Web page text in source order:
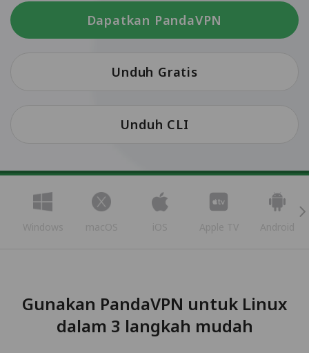
Dapatkan PandaVPN
Unduh Gratis
Unduh CLI
Windows macOS iOS Apple TV Android
Gunakan PandaVPN untuk Linux
dalam 3 langkah mudah